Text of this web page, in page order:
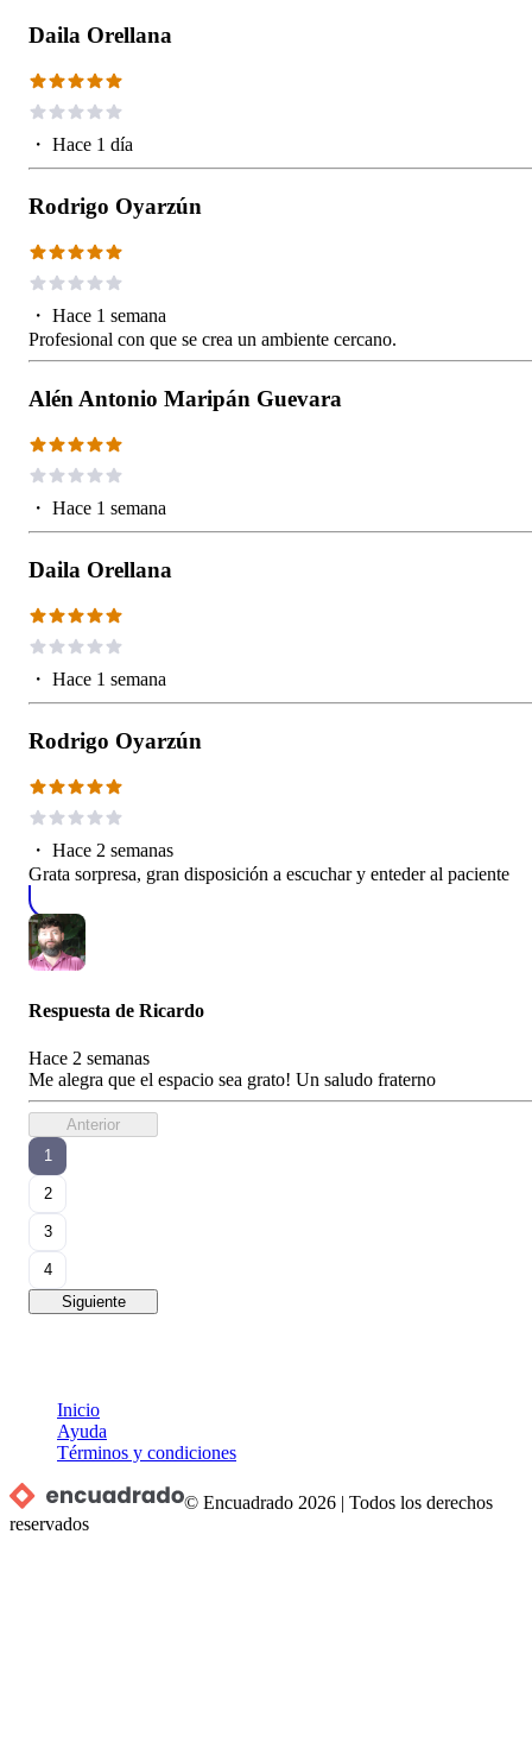
Daila Orellana
・ Hace 1 día
Rodrigo Oyarzún
・ Hace 1 semana
Profesional con que se crea un ambiente cercano.
Alén Antonio Maripán Guevara
・ Hace 1 semana
Daila Orellana
・ Hace 1 semana
Rodrigo Oyarzún
・ Hace 2 semanas
Grata sorpresa, gran disposición a escuchar y enteder al paciente
Respuesta de Ricardo
Hace 2 semanas
Me alegra que el espacio sea grato! Un saludo fraterno
Anterior
1
2
3
4
Siguiente
Inicio
Ayuda
Términos y condiciones
© Encuadrado 2026 |Todos los derechos
reservados